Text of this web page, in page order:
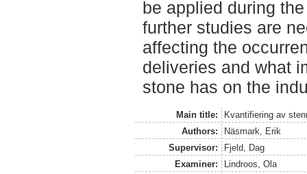
be applied during
further studies are
affecting the
deliveries and what
stone has on the
Main title:
Kvantifiering av
Authors:
Näsmark, Erik
Supervisor:
Fjeld, Dag
Examiner:
Lindroos, Ola